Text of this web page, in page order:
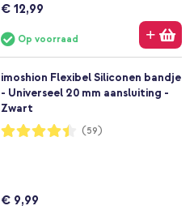
€ 12,99
Op voorraad
imoshion Flexibel Siliconen bandje
- Universeel 20 mm aansluiting -
Zwart
Waardering:
89%
(59)
€ 9,99